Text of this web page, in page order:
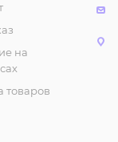
на
товаров